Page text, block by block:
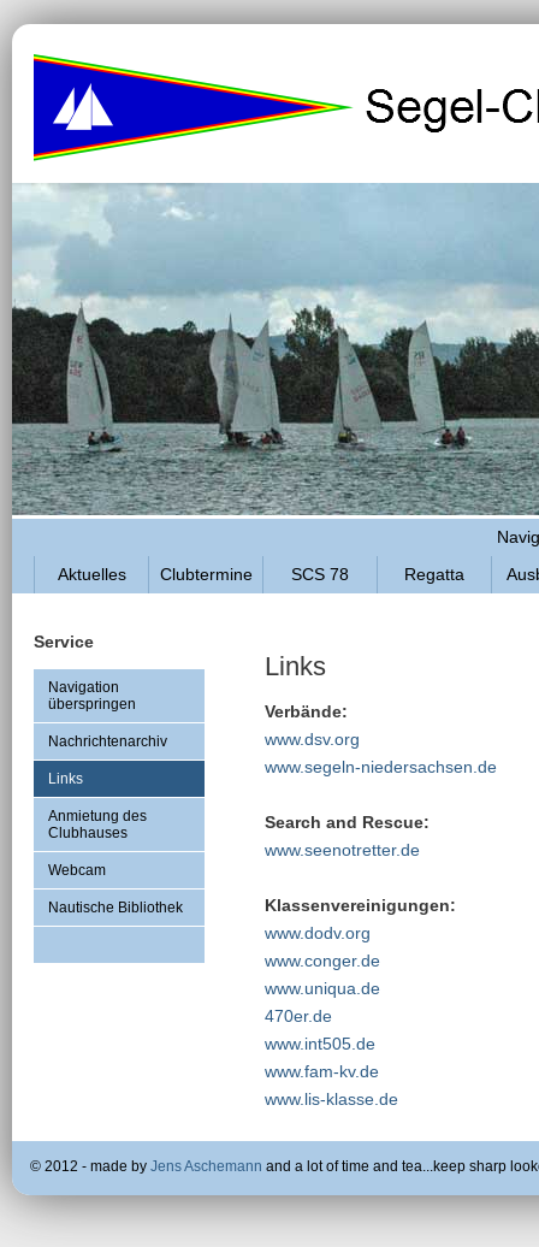
Aktuelles Clubtermine SCS 78 Regatta
Service
Navigation
überspringen
Nachrichtenarchiv
Links
Anmietung des
Clubhauses
Webcam
Nautische Bibliothek
Links
Verbände:
www.dsv.org
www.segeln-niedersachsen.de
Search and Rescue:
www.seenotretter.de
Klassenvereinigungen:
www.dodv.org
www.conger.de
www.uniqua.de
470er.de
www.int505.de
www.fam-kv.de
www.lis-klasse.de
© 2012 - made by Jens Aschemann and a lot of time and tea...keep sharp